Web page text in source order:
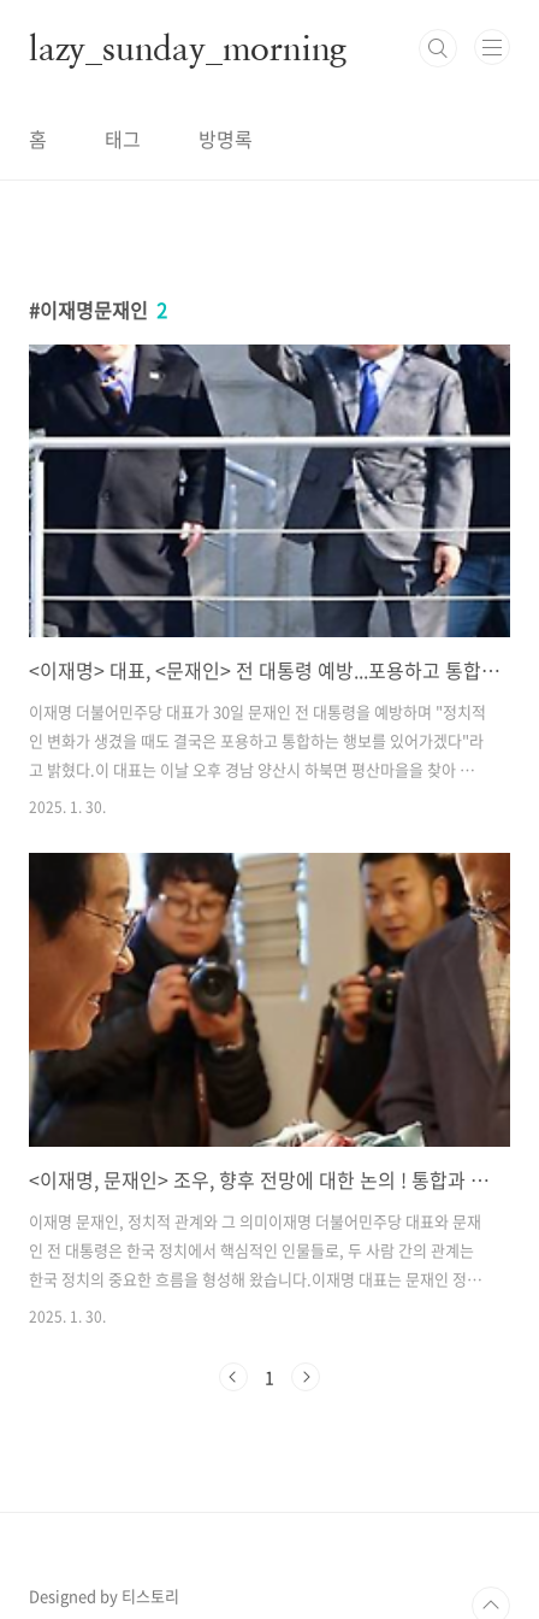
lazy_sunday_morning
홈 태그 방명록
이재명문재인 2
<이재명> 대표, <문재인> 전 대통령 예방...포용하고 통합하는 행보 이어가겠다!
이재명 더불어민주당 대표가 30일 문재인 전 대통령을 예방하며 "정치적
인 변화가 생겼을 때도 결국은 포용하고 통합하는 행보를 있어가겠다"라
고 밝혔다.​이 대표는 이날 오후 경남 양산시 하북면 평산마을을 찾아 문
전 대통령을 예방했다.조승래 민주당 수석대변인은 이날 예방 뒤 브리핑
돼 있는 상황에서는 통합하고 포용하는 행보가 민주당의 앞길을 열어가
는 데 매우 중요할 것 같다고 말했다"라고 전했다.​이어 "이재명 대표와
민주당이 포용·통합 행보를 잘 보여주고 있다"고 이 대표를 격려했다고
덧붙였다.둘이 나눈 이야기를 정리하면 다음과 같다, ​첫 번째는 민주당과
이재명 대표가 통합하는 행보를 잘 보여주고 있고 앞으로도 잘해 줬으면
좋겠다. 특..
2025. 1. 30.
<이재명, 문재인> 조우, 향후 전망에 대한 논의 ! 통합과 포용 강조
이재명 문재인, 정치적 관계와 그 의미이재명 더불어민주당 대표와 문재
인 전 대통령은 한국 정치에서 핵심적인 인물들로, 두 사람 간의 관계는
한국 정치의 중요한 흐름을 형성해 왔습니다.이재명 대표는 문재인 정부
의 개혁을 계승하는 한편, 자신만의 정치적 비전을 제시하며 정치적 지평
미래 전망에 대해 살펴보겠습니다.1. 이재명과 문재인, 정치적 동지로서
2025. 1. 30.
1
Designed by 티스토리